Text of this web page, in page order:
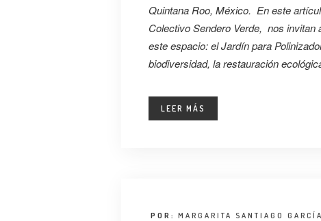
Quintana Roo, México. En este
Colectivo Sendero Verde, nos invitan
este espacio: el Jardín para
biodiversidad, la restauración
LEER MÁS
POR: MARGARITA SANTIAGO GARCÍA